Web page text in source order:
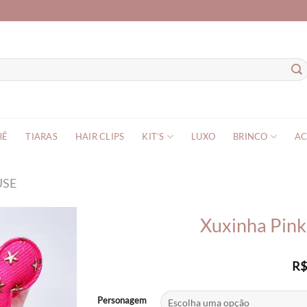
TIARAS HAIR CLIPS KIT’S LUXO BRINCO
Xuxinha
R$
Personagem